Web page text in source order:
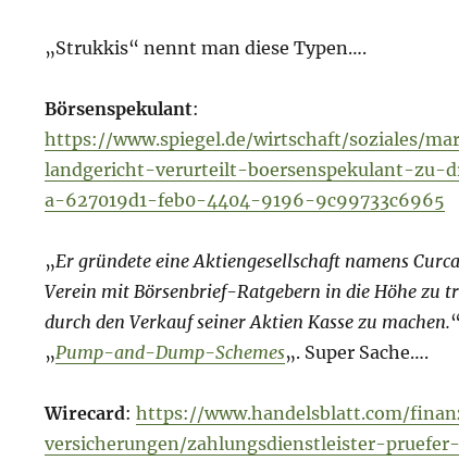
„Strukkis“ nennt man diese Typen….
Börsenspekulant:
https://www.spiegel.de/wirtschaft/soziales/
landgericht-verurteilt-boersenspekulant-zu-
a-627019d1-feb0-4404-9196-9c99733c6965
„Er gründete eine Aktiengesellschaft namens
Verein mit Börsenbrief-Ratgebern in die Höhe zu
durch den Verkauf seiner Aktien Kasse zu machen.
„Pump-and-Dump-Schemes„. Super Sache….
Wirecard: https://www.handelsblatt.com/
versicherungen/zahlungsdienstleister-